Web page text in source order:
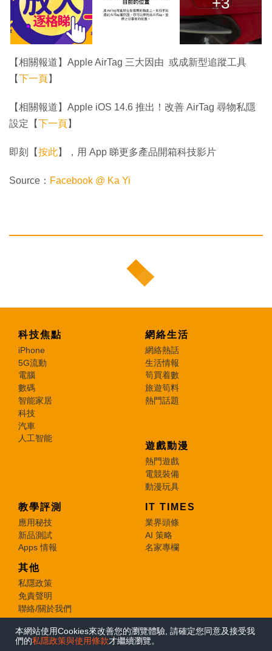
本網站使用Cookies來改善您的瀏覽體驗, 請確定您同意及接受我
們的私隱政策與使用條款才繼續瀏覽。
【相關報道】Apple AirTag 三大因由 或成新型追蹤工具
【下一頁】
【相關報道】Apple iOS 14.6 推出！改善 AirTag 尋物私隱
設定【下一頁】
即刻【按此】，用 App 睇更多產品開箱科技影片
Source： Facebook @ Ka Yi
科技焦點
iPhone
5G流動
電腦
數碼
智能家居
科技
汽車
人工智能
網絡生活
網絡熱話
生活情報
筍買着數
旅遊筍料
熱門話題
遊戲動漫
熱門遊戲
電競裝備
動漫玩具
教學評測
應用秘技
新品測試
Apps 情報
IT TIMES
業界頭條
AI 策略
名家專欄
其他
私隱政策
免責聲明
聯絡/關於我們
© 2026 e-zone. All Rights Reserved.